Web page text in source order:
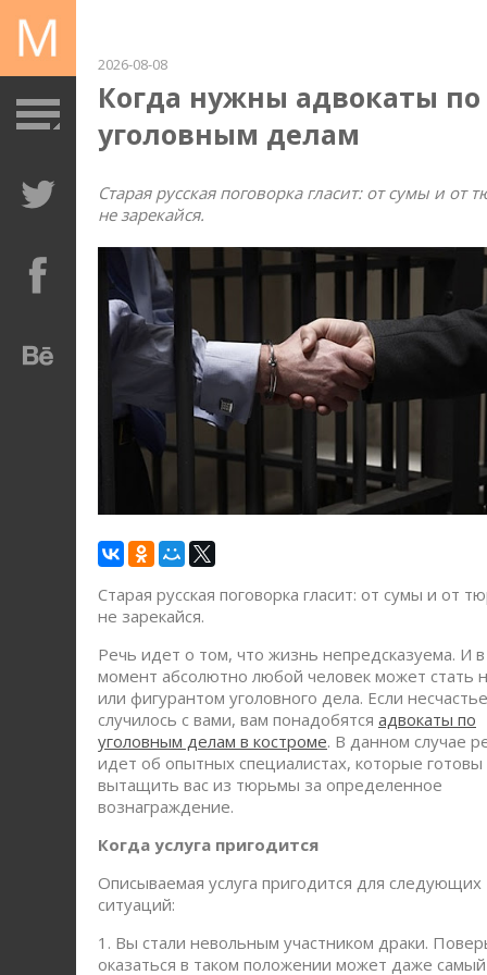
2026-08-08
Когда нужны адвокаты по
уголовным делам
Старая русская поговорка гласит: от сумы и от
не зарекайся.
Старая русская поговорка гласит: от сумы и от
не зарекайся.
Речь идет о том, что жизнь непредсказуема. И
момент абсолютно любой человек может стать
или фигурантом уголовного дела. Если несчастье
случилось с вами, вам понадобятся адвокаты по
уголовным делам в костроме. В данном случае
идет об опытных специалистах, которые готовы
вытащить вас из тюрьмы за определенное
вознаграждение.
Когда услуга пригодится
Описываемая услуга пригодится для следующих
ситуаций:
1. Вы стали невольным участником драки.
оказаться в таком положении может даже самый